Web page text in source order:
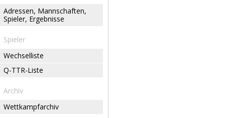
Adressen, Mannschaften,
Spieler, Ergebnisse
Spieler
Wechselliste
Q-TTR-Liste
Archiv
Wettkampfarchiv